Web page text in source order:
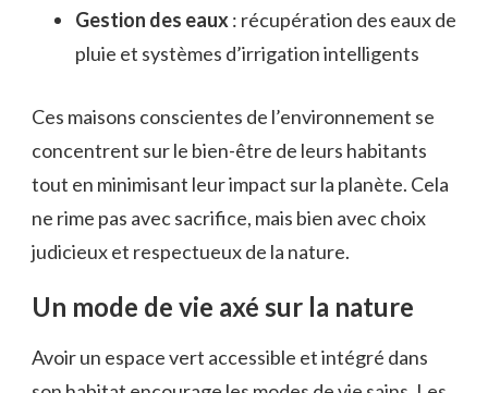
Gestion des eaux : récupération des eaux de
pluie et systèmes d’irrigation intelligents
Ces maisons conscientes de l’environnement se
concentrent sur le bien-être de leurs habitants
tout en minimisant leur impact sur la planète. Cela
ne rime pas avec sacrifice, mais bien avec choix
judicieux et respectueux de la nature.
Un mode de vie axé sur la nature
Avoir un espace vert accessible et intégré dans